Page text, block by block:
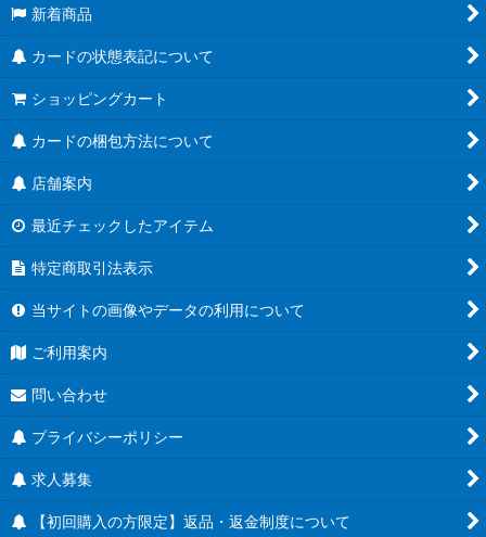
新着商品
カードの状態表記について
ショッピングカート
カードの梱包方法について
店舗案内
最近チェックしたアイテム
特定商取引法表示
当サイトの画像やデータの利用について
ご利用案内
問い合わせ
プライバシーポリシー
求人募集
【初回購入の方限定】返品・返金制度について